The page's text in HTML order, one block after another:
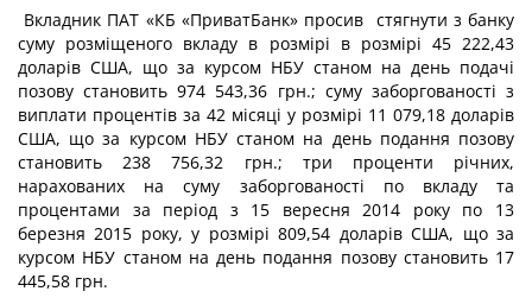
Вкладник ПАТ «КБ «ПриватБанк» просив стягнути з банку
суму розміщеного вкладу в розмірі в розмірі 45 222,43
доларів США, що за курсом НБУ станом на день подачі
позову становить 974 543,36 грн.; суму заборгованості з
виплати процентів за 42 місяці у розмірі 11 079,18 доларів
США, що за курсом НБУ станом на день подання позову
становить 238 756,32 грн.; три проценти річних,
нарахованих на суму заборгованості по вкладу та
процентами за період з 15 вересня 2014 року по 13
березня 2015 року, у розмірі 809,54 доларів США, що за
курсом НБУ станом на день подання позову становить 17
445,58 грн.